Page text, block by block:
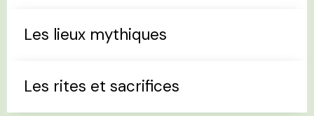
Les lieux mythiques
Les rites et sacrifices